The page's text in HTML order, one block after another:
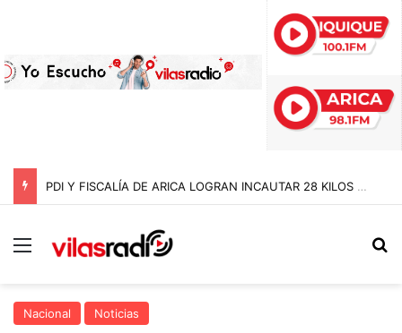
PDI Y FISCALÍA DE ARICA LOGRAN INCAUTAR 28 KILOS DE MARIHUANA OCULTOS EN UN CAMIÓN DE ALTO TONELAJE EN CHUNGARÁ
Menú
Nacional Noticias